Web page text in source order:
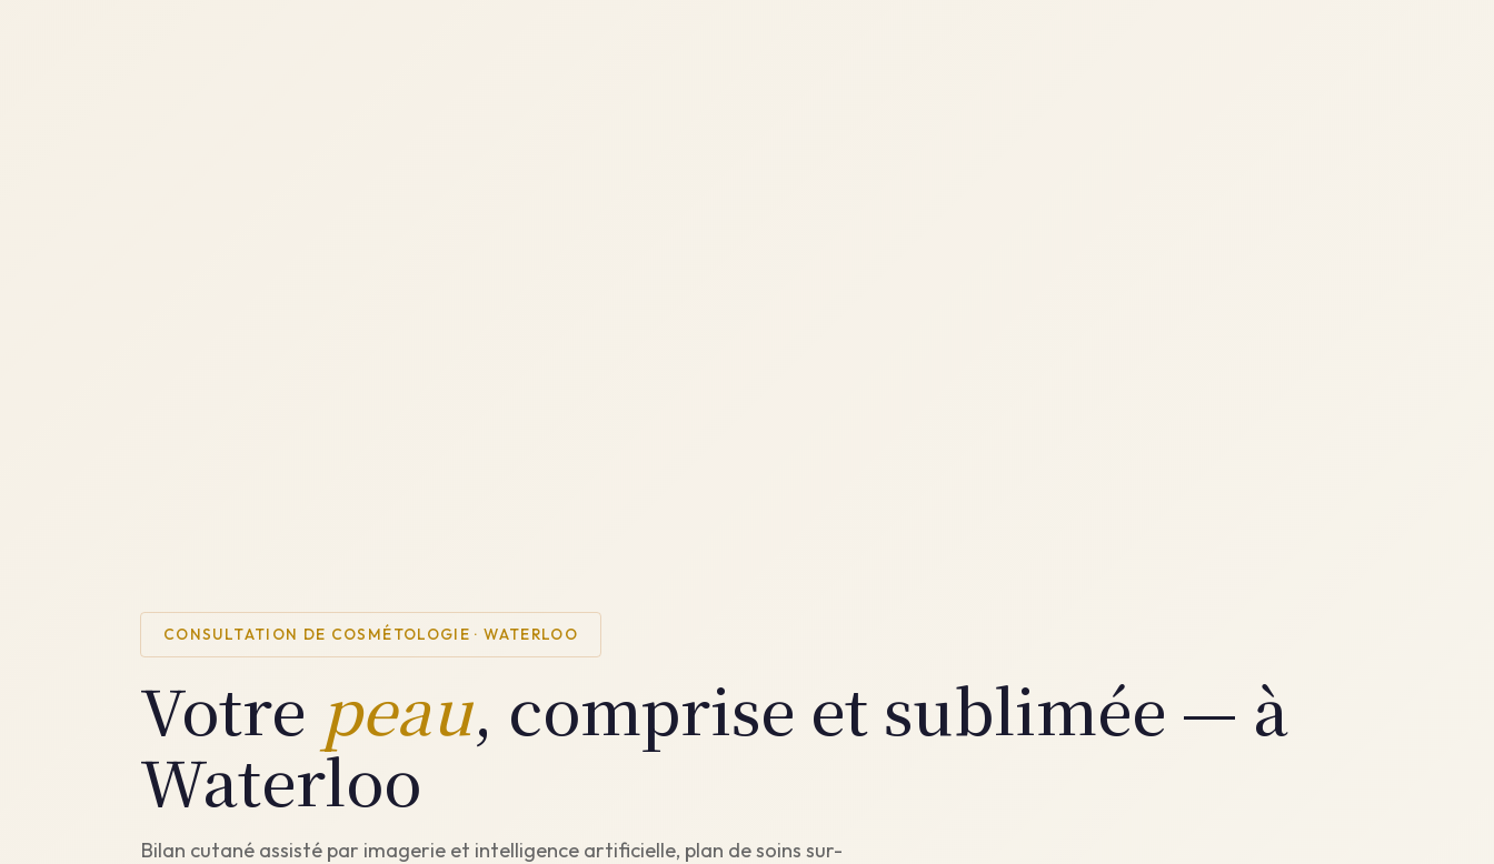
CONSULTATION DE COSMÉTOLOGIE · WATERLOO
Votre peau, comprise et sublimée — à
Waterloo
Bilan cutané assisté par imagerie et intelligence artificielle, plan de soins sur-